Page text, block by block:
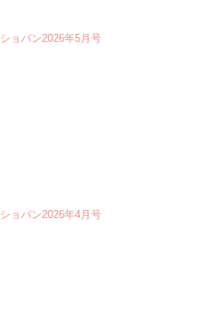
ショパン2026年5月号
ショパン2026年4月号